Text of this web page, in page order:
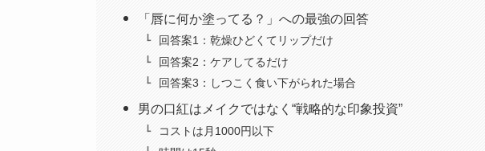
「唇に何か塗ってる？」への最強の回答
回答案1：乾燥ひどくてリップだけ
回答案2：ケアしてるだけ
回答案3：しつこく食い下がられた場合
男の口紅はメイクではなく“戦略的な印象投資”
コストは月1000円以下